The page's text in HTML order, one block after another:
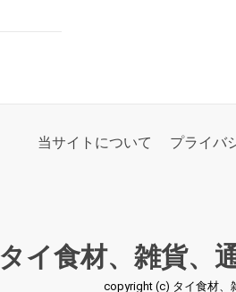
当サイトについて プライバ
タイ食材、雑貨、
copyright (c) タイ食材